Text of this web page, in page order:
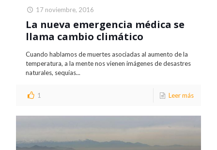
17 noviembre, 2016
La nueva emergencia médica se
llama cambio climático
Cuando hablamos de muertes asociadas al aumento de la
temperatura, a la mente nos vienen imágenes de desastres
naturales, sequías...
1 Leer más